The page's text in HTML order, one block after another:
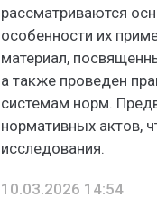
рассматриваются
особенности их
материал,
а также проведен
системам норм.
нормативных актов,
исследования.
10.03.2026 14:54